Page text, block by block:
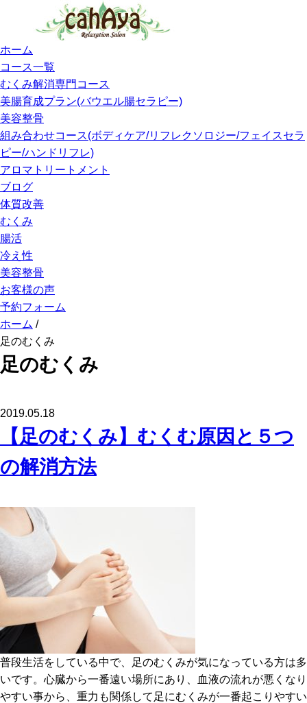
ホーム
コース一覧
むくみ解消専門コース
美腸育成プラン(バウエル腸セラピー)
美容整骨
組み合わせコース(ボディケア/リフレクソロジー/フェイスセラ
ピー/ハンドリフレ)
アロマトリートメント
ブログ
体質改善
むくみ
腸活
冷え性
美容整骨
お客様の声
予約フォーム
ホーム /
足のむくみ
足のむくみ
2019.05.18
【足のむくみ】むくむ原因と５つ
の解消方法
普段生活をしている中で、足のむくみが気になっている方は多
いです。心臓から一番遠い場所にあり、血液の流れが悪くなり
やすい事から、重力も関係して足にむくみが一番起こりやすい